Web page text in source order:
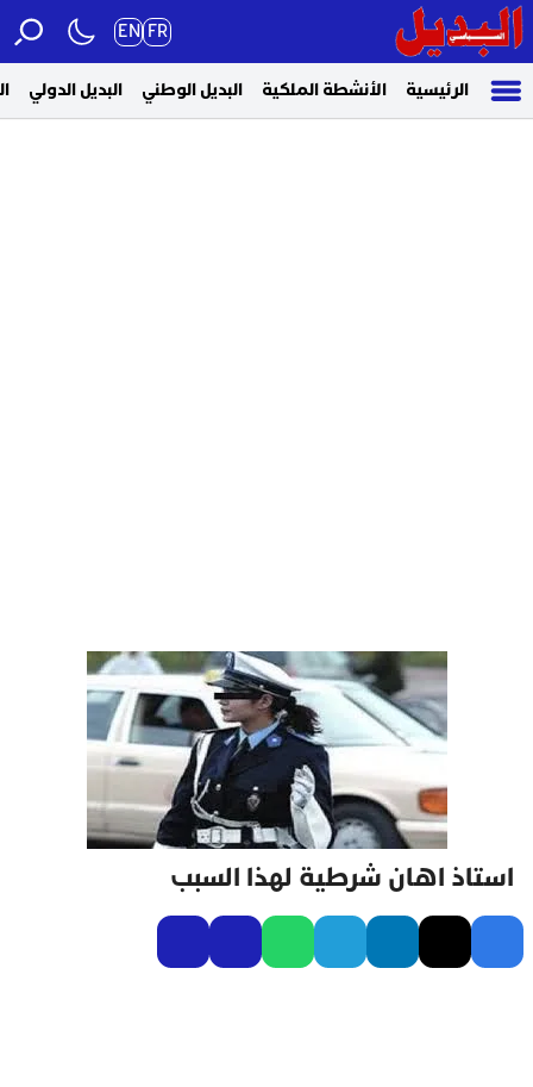
FR
EN
الرئيسية الأنشطة الملكية البديل الوطني البديل الدولي
استاذ اهان شرطية لهذا السبب